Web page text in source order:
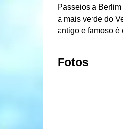
Passeios a
a mais verde do
antigo e famoso é
Fotos